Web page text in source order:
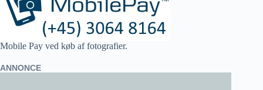
Mobile Pay ved køb af fotografier.
ANNONCE